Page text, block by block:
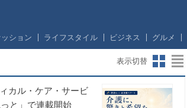
ション ライフスタイル ビジネス グルメ
表示切替
カル・ケア・サービ
と」で連載開始